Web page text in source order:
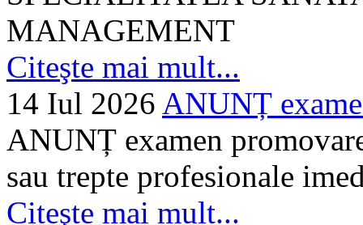
MANAGEMENT
Citeşte mai mult...
14 Iul 2026 ANUNȚ
ANUNȚ examen
sau trepte profesionale
Citeşte mai mult...